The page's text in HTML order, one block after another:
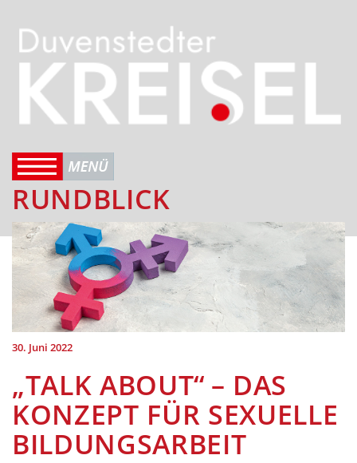
RUNDBLICK
30. Juni 2022
„TALK ABOUT“ – DAS
KONZEPT FÜR SEXUELLE
BILDUNGSARBEIT